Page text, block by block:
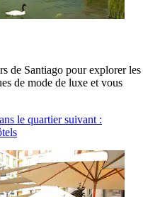
de Santiago pour explorer les
de mode de luxe et vous
le quartier suivant :